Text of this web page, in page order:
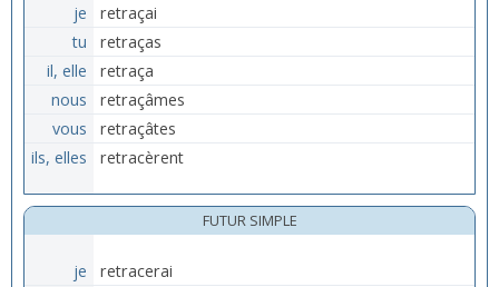
je
retraçai
tu
retraças
il, elle
retraça
nous
retraçâmes
vous
retraçâtes
ils, elles
retracèrent
FUTUR SIMPLE
je
retracerai